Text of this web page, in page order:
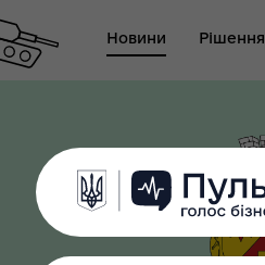
Новини Рішення
Звіт виконуючого
повноваження міського
голови-секретаря міської